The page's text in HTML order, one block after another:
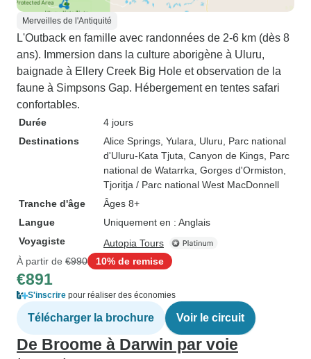
Merveilles de l'Antiquité
L'Outback en famille avec randonnées de 2-6 km (dès 8
ans). Immersion dans la culture aborigène à Uluru,
baignade à Ellery Creek Big Hole et observation de la
faune à Simpsons Gap. Hébergement en tentes safari
confortables.
Durée
4 jours
Destinations
Alice Springs , Yulara , Uluru , Parc national
d'Uluru-Kata Tjuta , Canyon de Kings , Parc
national de Watarrka , Gorges d'Ormiston
Tjoritja / Parc national West MacDonnell
Tranche d'âge
Âges 8+
Langue
Uniquement en : Anglais
Voyagiste
Autopia Tours
À partir de €990 10% de remise
€891
S'inscrire pour réaliser des économies
Télécharger la brochure Voir le circuit
De Broome à Darwin par voie